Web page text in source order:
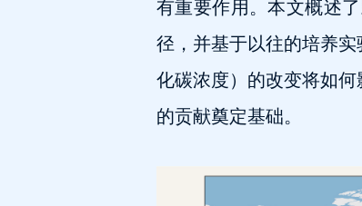
有重要作用。本文概述
径，并基于以往的培养
化碳浓度）的改变将如
的贡献奠定基础。